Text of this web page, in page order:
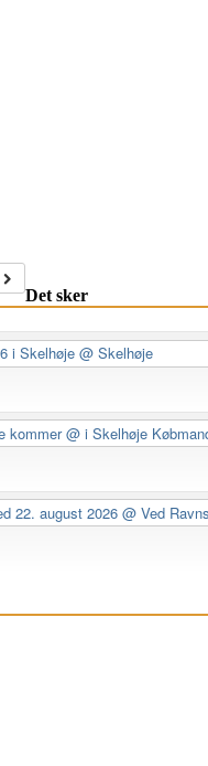
Det sker
i Skelhøje@ Skelhøje
kommer@ i Skelhøje
22. august 2026 @ Ved